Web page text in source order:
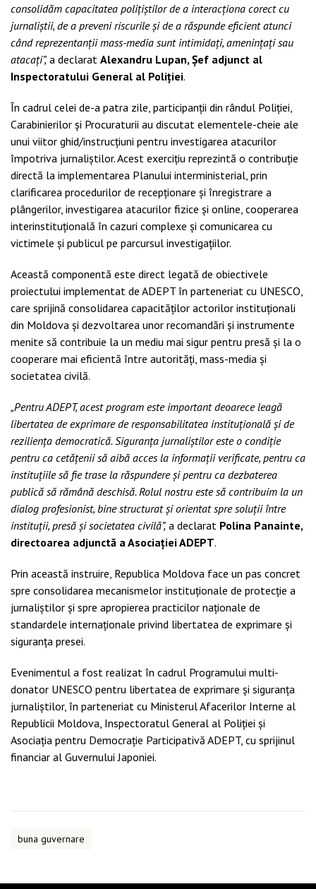
consolidăm capacitatea polițiștilor de a interacționa corect cu
jurnaliștii, de a preveni riscurile și de a răspunde eficient atunci
când reprezentanții mass-media sunt intimidați, amenințați sau
atacați”, a declarat Alexandru Lupan, Șef adjunct al
Inspectoratului General al Poliției.
În cadrul celei de-a patra zile, participanții din rândul Poliției,
Carabinierilor și Procuraturii au discutat elementele-cheie ale
unui viitor ghid/instrucțiuni pentru investigarea atacurilor
împotriva jurnaliștilor. Acest exercițiu reprezintă o contribuție
directă la implementarea Planului interministerial, prin
clarificarea procedurilor de recepționare și înregistrare a
plângerilor, investigarea atacurilor fizice și online, cooperarea
interinstituțională în cazuri complexe și comunicarea cu
victimele și publicul pe parcursul investigațiilor.
Această componentă este direct legată de obiectivele
proiectului implementat de ADEPT în parteneriat cu UNESCO,
care sprijină consolidarea capacităților actorilor instituționali
din Moldova și dezvoltarea unor recomandări și instrumente
menite să contribuie la un mediu mai sigur pentru presă și la o
cooperare mai eficientă între autorități, mass-media și
societatea civilă.
„Pentru ADEPT, acest program este important deoarece leagă
libertatea de exprimare de responsabilitatea instituțională și de
reziliența democratică. Siguranța jurnaliștilor este o condiție
pentru ca cetățenii să aibă acces la informații verificate, pentru ca
instituțiile să fie trase la răspundere și pentru ca dezbaterea
publică să rămână deschisă. Rolul nostru este să contribuim la un
dialog profesionist, bine structurat și orientat spre soluții între
instituții, presă și societatea civilă”, a declarat Polina Panainte,
directoarea adjunctă a Asociației ADEPT.
Prin această instruire, Republica Moldova face un pas concret
spre consolidarea mecanismelor instituționale de protecție a
jurnaliștilor și spre apropierea practicilor naționale de
standardele internaționale privind libertatea de exprimare și
siguranța presei.
Evenimentul a fost realizat în cadrul Programului multi-
donator UNESCO pentru libertatea de exprimare și siguranța
jurnaliștilor, în parteneriat cu Ministerul Afacerilor Interne al
Republicii Moldova, Inspectoratul General al Poliției și
Asociația pentru Democrație Participativă ADEPT, cu sprijinul
financiar al Guvernului Japoniei.
buna guvernare